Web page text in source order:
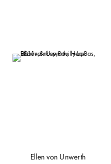
Ellen von Unwerth